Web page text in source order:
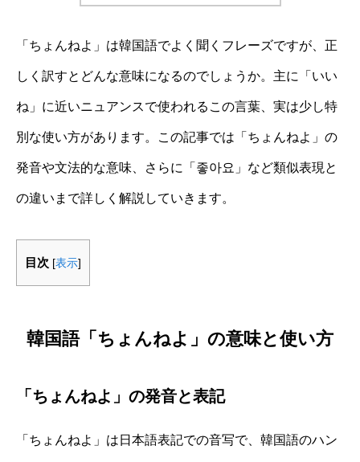
「ちょんねよ」は韓国語でよく聞くフレーズですが、正
しく訳すとどんな意味になるのでしょうか。主に「いい
ね」に近いニュアンスで使われるこの言葉、実は少し特
別な使い方があります。この記事では「ちょんねよ」の
発音や文法的な意味、さらに「좋아요」など類似表現と
の違いまで詳しく解説していきます。
目次 [表示]
韓国語「ちょんねよ」の意味と使い方
「ちょんねよ」の発音と表記
「ちょんねよ」は日本語表記での音写で、韓国語のハン